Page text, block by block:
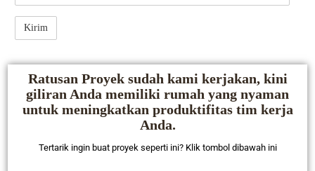
Ratusan Proyek sudah kami kerjakan, kini
giliran Anda memiliki rumah yang nyaman
untuk meningkatkan produktifitas tim kerja
Anda.
Tertarik ingin buat proyek seperti ini? Klik tombol dibawah ini